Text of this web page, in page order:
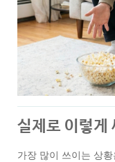
실제로 이렇게
가장 많이 쓰이는 상황